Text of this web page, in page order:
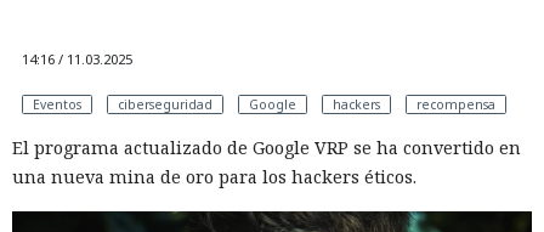
14:16 / 11.03.2025
Eventos ciberseguridad Google hackers recompensa
El programa actualizado de Google VRP se ha convertido en
una nueva mina de oro para los hackers éticos.